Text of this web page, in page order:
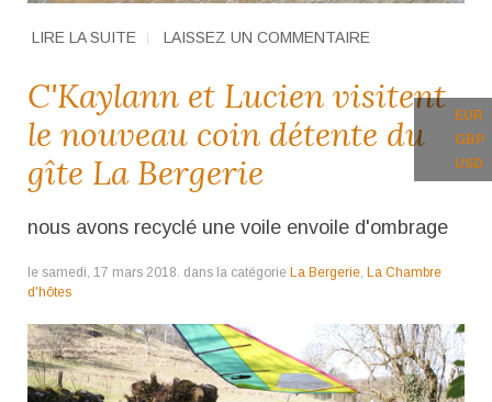
EUR
GBP
USD
LIRE LA SUITE LAISSEZ UN COMMENTAIRE
C'Kaylann et Lucien visitent
le nouveau coin détente du
gîte La Bergerie
nous avons recyclé une voile envoile d'ombrage
le samedi, 17 mars 2018. dans la catégorie La Bergerie, La Chambre
d'hôtes